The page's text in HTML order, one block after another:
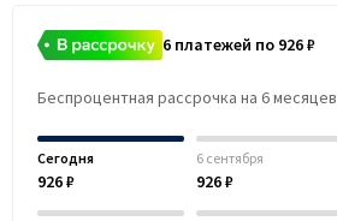
6 платежей по 926 ₽
Беспроцентная рассрочка на 6 месяцев
Сегодня
926 ₽
6 сентября
926 ₽